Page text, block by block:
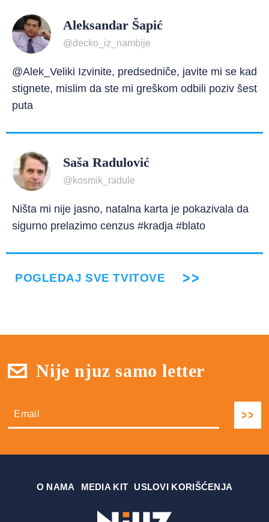
Aleksandar Šapić
@decko_iz_nambije
@Alek_Veliki Izvinite, predsedniče, javite mi se kad
stignete, mislim da ste mi greškom odbili poziv šest
puta
Saša Radulović
@kosmik_radule
Ništa mi nije jasno, natalna karta je pokazivala da
sigurno prelazimo cenzus #kradja #blato
POGLEDAJ SVE TVITOVE
Nije njuz samo letter
О NAMA MEDIA KIT USLOVI KORIŠĆENJA